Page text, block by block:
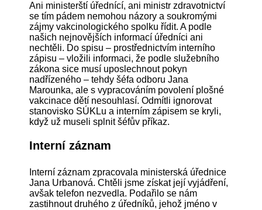
Ani ministerští úřednící, ani ministr zdravotnictví
se tím pádem nemohou názory a soukromými
zájmy vakcinologického spolku řídit. A podle
našich nejnovějších informací úředníci ani
nechtěli. Do spisu – prostřednictvím interního
zápisu – vložili informaci, že podle služebního
zákona sice musí uposlechnout pokyn
nadřízeného – tehdy šéfa odboru Jana
Marounka, ale s vypracováním povolení plošné
vakcinace dětí nesouhlasí. Odmítli ignorovat
stanovisko SÚKLu a interním zápisem se kryli,
když už museli splnit šéfův příkaz.
Interní záznam
Interní záznam zpracovala ministerská úřednice
Jana Urbanová. Chtěli jsme získat její vyjádření,
avšak telefon nezvedla. Podařilo se nám
zastihnout druhého z úředníků, jehož jméno v